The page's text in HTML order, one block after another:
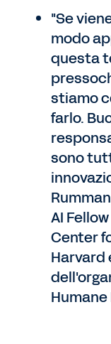
"Se
modo
questa
stiamo
farlo.
sono
AI
Center
Harvard